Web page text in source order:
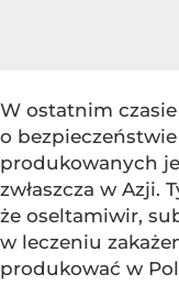
W ostatnim
o
produkowanych
zwłaszcza w Azji.
że oseltamiwir,
w leczeniu
produkować w